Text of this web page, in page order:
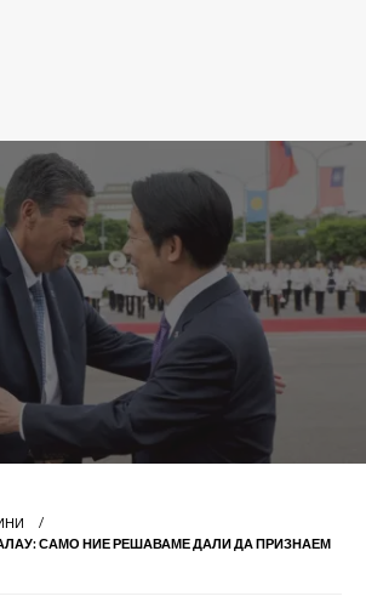
САМО НИЕ РЕШАВАМЕ ДАЛИ ДА ПРИЗНАЕМ